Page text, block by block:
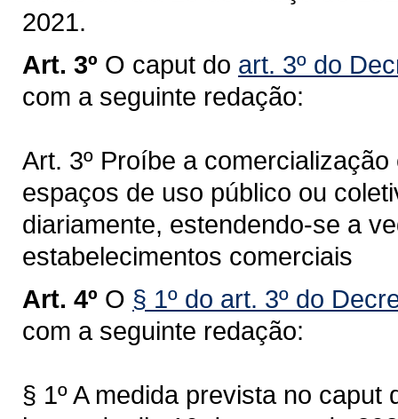
2021.
Art. 3º O caput do art. 3º do
com a seguinte redação:
Art. 3º Proíbe a
espaços de uso público ou
diariamente, estendendo-se a
estabelecimentos comerciais
Art. 4º O § 1º do art. 3º do
com a seguinte redação:
§ 1º A medida prevista no